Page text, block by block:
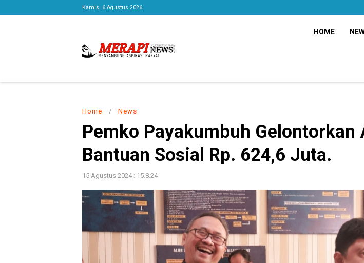
Kamis, 6 Agustus 2026
HOME
Home / News
Pemko Payakumbuh Gelontorkan
Bantuan Sosial Rp. 624,6 Juta.
15 Agustus 2024 : 15.8.24